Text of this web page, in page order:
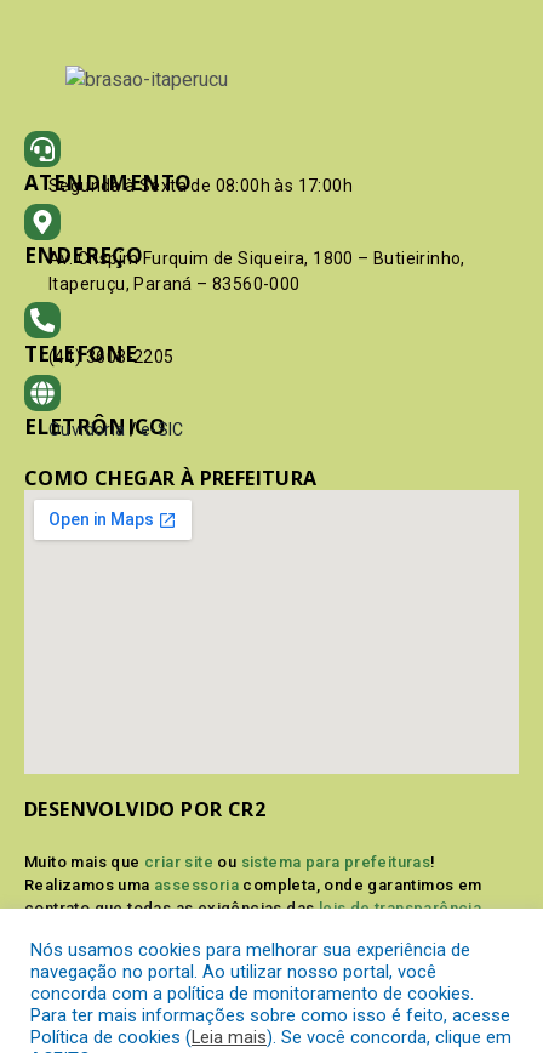
ATENDIMENTO
Segunda à Sexta de 08:00h às 17:00h
ENDEREÇO
Av. Crispim Furquim de Siqueira, 1800 – Butieirinho,
Itaperuçu, Paraná – 83560-000
TELEFONE
(41) 3603-2205
ELETRÔNICO
Ouvidoria / e-SIC
COMO CHEGAR À PREFEITURA
DESENVOLVIDO POR CR2
Muito mais que criar site ou sistema para prefeituras!
Realizamos uma assessoria completa, onde garantimos em
contrato que todas as exigências dasleis de transparência
Conheça oPNTPe oRadar da Transparência Pública
Nós usamos cookies para melhorar sua experiência de
navegação no portal. Ao utilizar nosso portal, você
concorda com a política de monitoramento de cookies.
Para ter mais informações sobre como isso é feito, acesse
Política de cookies (Leia mais). Se você concorda, clique em